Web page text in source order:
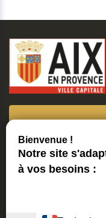
Suivre